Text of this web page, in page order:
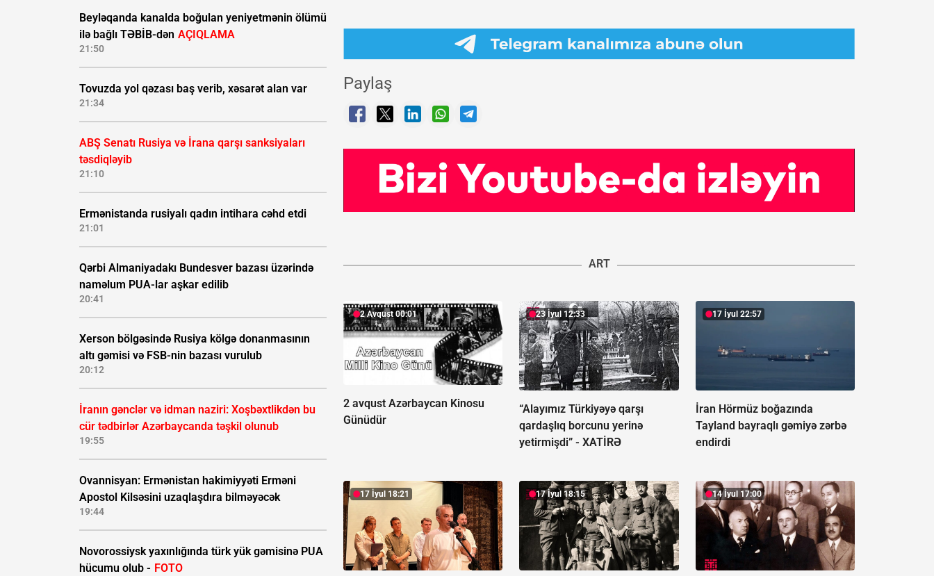
Beyləqanda kanalda boğulan yeniyetmənin ölümü
ilə bağlı TƏBİB-dən AÇIQLAMA
21:50
Tovuzda yol qəzası baş verib, xəsarət alan var
21:34
ABŞ Senatı Rusiya və İrana qarşı sanksiyaları
təsdiqləyib
21:10
Ermənistanda rusiyalı qadın intihara cəhd etdi
21:01
Qərbi Almaniyadakı Bundesver bazası üzərində
naməlum PUA-lar aşkar edilib
20:41
Xerson bölgəsində Rusiya kölgə donanmasının
altı gəmisi və FSB-nin bazası vurulub
20:12
İranın gənclər və idman naziri: Xoşbəxtlikdən bu
cür tədbirlər Azərbaycanda təşkil olunub
19:55
Ovannisyan: Ermənistan hakimiyyəti Erməni
Apostol Kilsəsini uzaqlaşdıra bilməyəcək
19:44
Novorossiysk yaxınlığında türk yük gəmisinə PUA
hücumu olub - FOTO
Paylaş
ART
2 Avqust 00:01
2 avqust Azərbaycan Kinosu
Günüdür
23 İyul 12:33
“Alayımız Türkiyəyə qarşı
qardaşlıq borcunu yerinə
yetirmişdi” -XATİRƏ
17 İyul 22:57
İran Hörmüz boğazında
Tayland bayraqlı gəmiyə zərbə
endirdi
17 İyul 18:21 17 İyul 18:15 14 İyul 17:00